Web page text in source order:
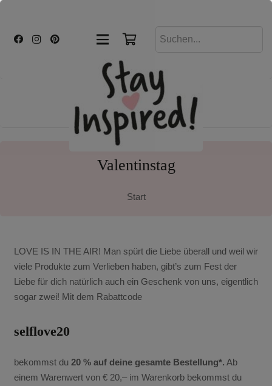
Valentinstag
Start
LOVE IS IN THE AIR! Man spürt die Liebe überall und weil wir
viele Produkte zum Verlieben haben, gibt’s zum Fest der
Liebe für dich natürlich auch ein Geschenk von uns, eigentlich
sogar zwei! Mit dem Rabattcode
selflove20
bekommst du 20 % auf deine gesamte Bestellung*. Ab
einem Warenwert von € 20,– im Warenkorb bekommst du